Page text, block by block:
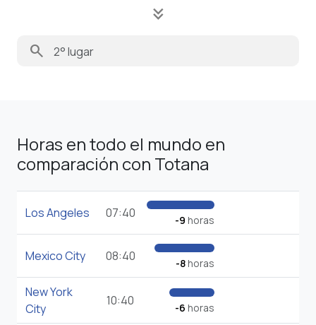
keyboard_double_arrow_down
search
Horas en todo el mundo en
comparación con Totana
Los Angeles 07:40 -9 horas
Mexico City 08:40 -8horas
New York
City
10:40 -6 horas